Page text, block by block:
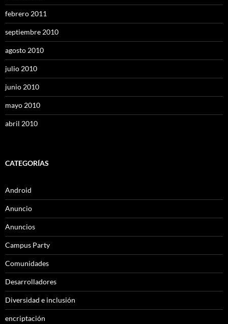
febrero 2011
septiembre 2010
agosto 2010
julio 2010
junio 2010
mayo 2010
abril 2010
CATEGORÍAS
Android
Anuncio
Anuncios
Campus Party
Comunidades
Desarrolladores
Diversidad e inclusión
encriptación